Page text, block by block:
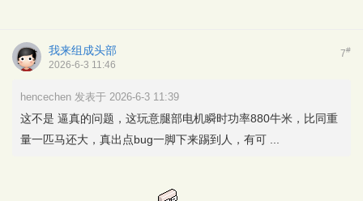
7#
我来组成头部
2026-6-3 11:46
hencechen 发表于 2026-6-3 11:39
这不是 逼真的问题，这玩意腿部电机瞬时功率880牛米，比同重
量一匹马还大，真出点bug一脚下来踢到人，有可 ...